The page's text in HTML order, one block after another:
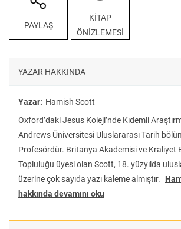
toplumsal yapı ve günlük yaşam üzerindeki
inceleniyor; bunların ne miktarda bir kırılma ya
devamlılık olduğu, ne oranda sadece Avrupa’ya
nasıl yorumladıkları ve onlarla nasıl irtibatta
sanat, mimarî ve müzik gibi yaratıcı alanlarda
ediş biçimlerini de dönüştürmüştü.
PAYLAŞ
KİTAP
ÖNİZLEMESİ
YAZAR HAKKINDA
Yazar: Hamish Scott
Oxford’daki Jesus Koleji’nde Kıdemli
Andrews Üniversitesi Uluslararası Tarih
Profesördür. Britanya Akademisi ve Kraliyet
Topluluğu üyesi olan Scott, 18. yüzyılda
üzerine çok sayıda yazı kaleme almıştır.
hakkında devamını oku